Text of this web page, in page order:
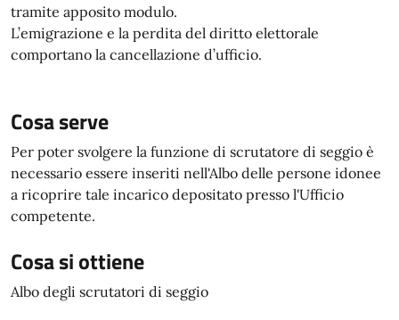
tramite apposito modulo.
L’emigrazione e la perdita del diritto elettorale
comportano la cancellazione d’ufficio.
Cosa serve
Per poter svolgere la funzione di scrutatore di seggio è
necessario essere inseriti nell'Albo delle persone idonee
a ricoprire tale incarico depositato presso l'Ufficio
competente.
Cosa si ottiene
Albo degli scrutatori di seggio